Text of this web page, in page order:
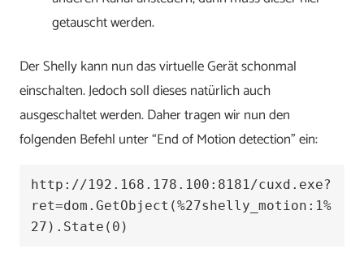
getauscht werden.
Der Shelly kann nun das virtuelle Gerät schonmal
einschalten. Jedoch soll dieses natürlich auch
ausgeschaltet werden. Daher tragen wir nun den
folgenden Befehl unter “End of Motion detection” ein:
http://192.168.178.100:8181/cuxd.exe?
ret=dom.GetObject(%27shelly_motion:1%
27).State(0)